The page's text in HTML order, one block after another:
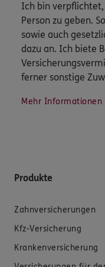
Ich bin
Person zu geben.
sowie auch
dazu an. Ich biete
ferner sonstige
Mehr Informationen
Produkte
Zahnversicherungen
Kfz-Versicherung
Krankenversicherung